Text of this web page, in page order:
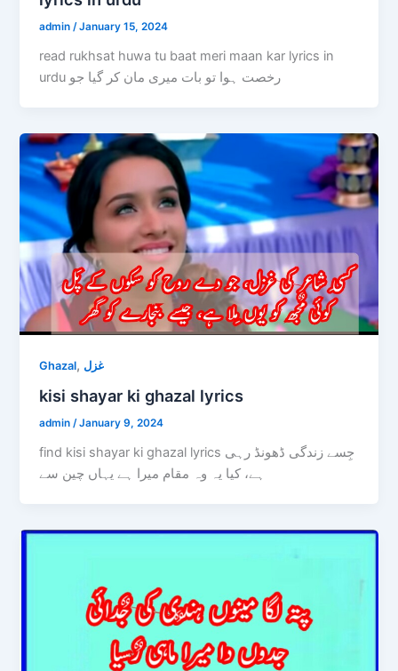
admin/January 15, 2024
read rukhsat huwa tu baat meri maan kar lyrics in
urdu رخصت ہوا تو بات میری مان کر گیا جو
Ghazal, غزل
kisi shayar ki ghazal lyrics
admin/January 9, 2024
find kisi shayar ki ghazal lyrics جِسے زندگی ڈھونڈ رہی
ہے، کیا یہ وہ مقام میرا ہے یہاں چین سے